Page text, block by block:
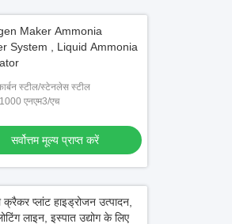
Maker Ammonia
System , Liquid Ammonia
स्टील/स्टेनलेस स्टील
1000 एनएम3/एच
सर्वोत्तम मूल्य प्राप्त करें
क्रैकर प्लांट हाइड्रोजन उत्पादन,
लाइन, इस्पात उद्योग के लिए